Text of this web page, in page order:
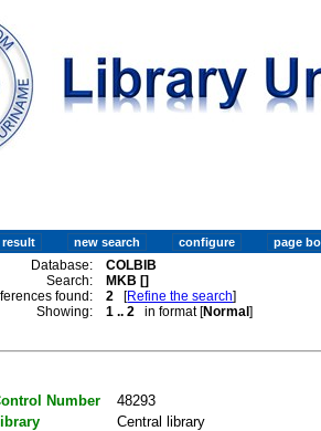
Database:
COLBIB
Search:
MKB []
found:
2 [Refine the search]
Showing:
1 .. 2 in format [Normal]
Number
48293
Central library